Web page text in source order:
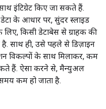
इंटिग्रेट किए जा सकते हैं.
के आधार पर, सुंदर स्लाइड
किसी डेटाबेस से ग्राहक की
है. साथ ही, उसे पहले से डिज़ाइन
विकल्पों के साथ मिलाकर, कम
हैं. ऐसा करने से, मैन्युअल
कम हो जाता है.